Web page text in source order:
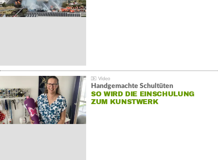
Handgemachte Schultüten
SO WIRD DIE EINSCHULUNG
ZUM KUNSTWERK